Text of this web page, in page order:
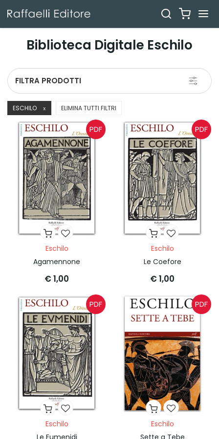
Biblioteca Digitale Eschilo
Toggle
FILTRA PRODOTTI
ESCHILO X ELIMINA TUTTI FILTRI
PDF
Eschilo
Agamennone
€ 1,00
PDF
Eschilo
Le Coefore
€ 1,00
PDF
Eschilo
Le Eumenidi
PDF
Eschilo
Sette a Tebe